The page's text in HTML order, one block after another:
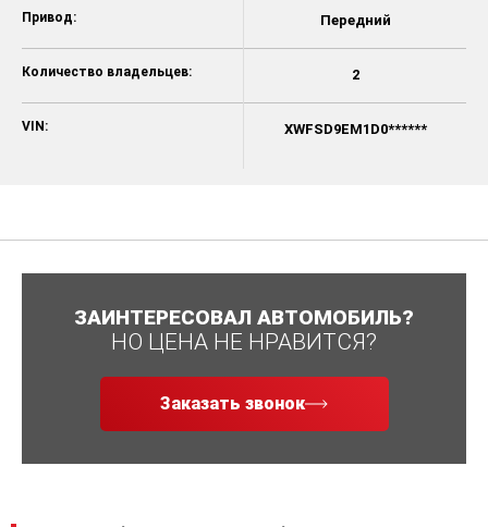
Привод:
Количество владельцев:
VIN:
Передний
2
XWFSD9EM1D0******
ЗАИНТЕРЕСОВАЛ АВТОМОБИЛЬ?
НО ЦЕНА НЕ НРАВИТСЯ?
Заказать звонок